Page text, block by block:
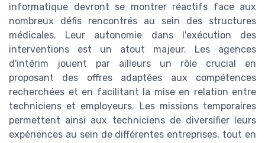
informatique devront se montrer réactifs face aux
nombreux défis rencontrés au sein des structures
médicales. Leur autonomie dans l'exécution des
interventions est un atout majeur. Les agences
d'intérim jouent par ailleurs un rôle crucial en
proposant des offres adaptées aux compétences
recherchées et en facilitant la mise en relation entre
techniciens et employeurs. Les missions temporaires
permettent ainsi aux techniciens de diversifier leurs
expériences au sein de différentes entreprises, tout en